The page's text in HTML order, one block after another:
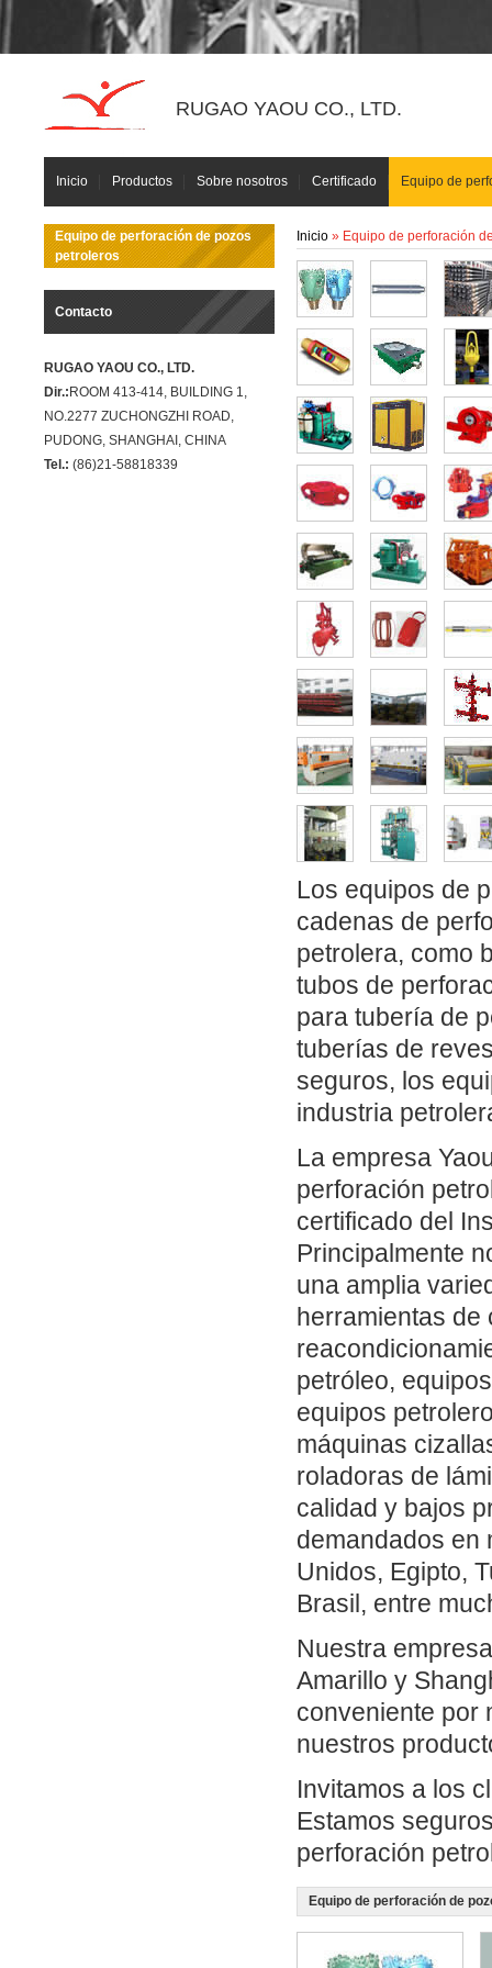
RUGAO YAOU CO., LTD.
Inicio Productos Sobre nosotros Certificado Equipo de
Equipo de perforación de pozos
petroleros
Contacto
RUGAO YAOU CO., LTD.
Dir.: ROOM 413-414, BUILDING 1,
NO.2277 ZUCHONGZHI ROAD,
PUDONG, SHANGHAI, CHINA
Tel.: (86)21-58818339
Inicio » Equipo de perforación
Los equipos de
cadenas de
petrolera, como
tubos de
para tubería de
tuberías de
seguros, los
industria
La empresa
perforación
certificado del
Principalmente
una amplia
herramientas de
petróleo,
equipos
máquinas
roladoras de
calidad y bajos
demandados en
Unidos, Egipto,
Brasil, entre
Nuestra
Amarillo y
conveniente por
nuestros
Invitamos a los
Estamos
perforación
Equipo de perforación de